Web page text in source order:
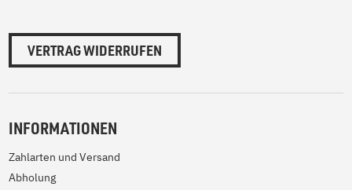
VERTRAG WIDERRUFEN
INFORMATIONEN
Zahlarten und Versand
Abholung